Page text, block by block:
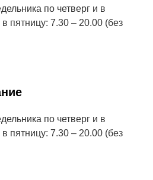
по четверг и в
пятницу: 7.30 – 20.00 (без
по четверг и в
пятницу: 7.30 – 20.00 (без